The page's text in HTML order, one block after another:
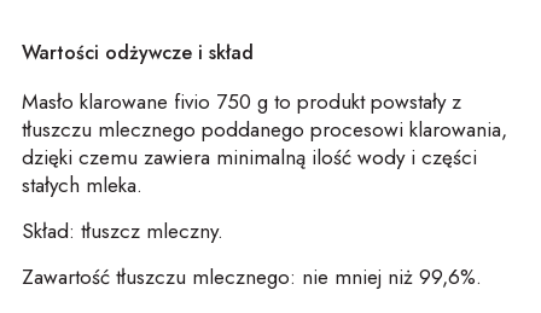
Wartości odżywcze i skład
Masło klarowane fivio 750 g to produkt powstały z
tłuszczu mlecznego poddanego procesowi klarowania,
dzięki czemu zawiera minimalną ilość wody i części
stałych mleka.
Skład: tłuszcz mleczny.
Zawartość tłuszczu mlecznego: nie mniej niż 99,6%.